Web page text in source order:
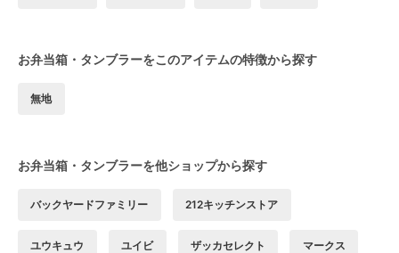
お弁当箱・タンブラーをこのアイテムの特徴から探す
無地
お弁当箱・タンブラーを他ショップから探す
バックヤードファミリー 212キッチンストア
ユウキュウ ユイビ ザッカセレクト マークス